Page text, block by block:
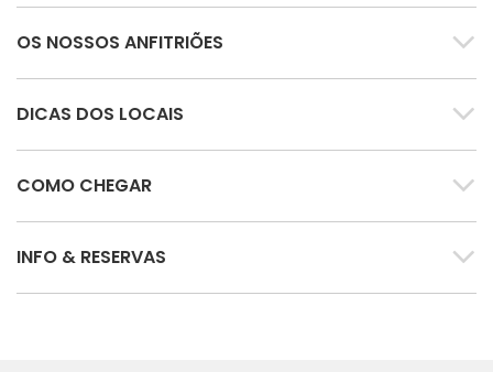
OS NOSSOS ANFITRIÕES
DICAS DOS LOCAIS
COMO CHEGAR
INFO & RESERVAS